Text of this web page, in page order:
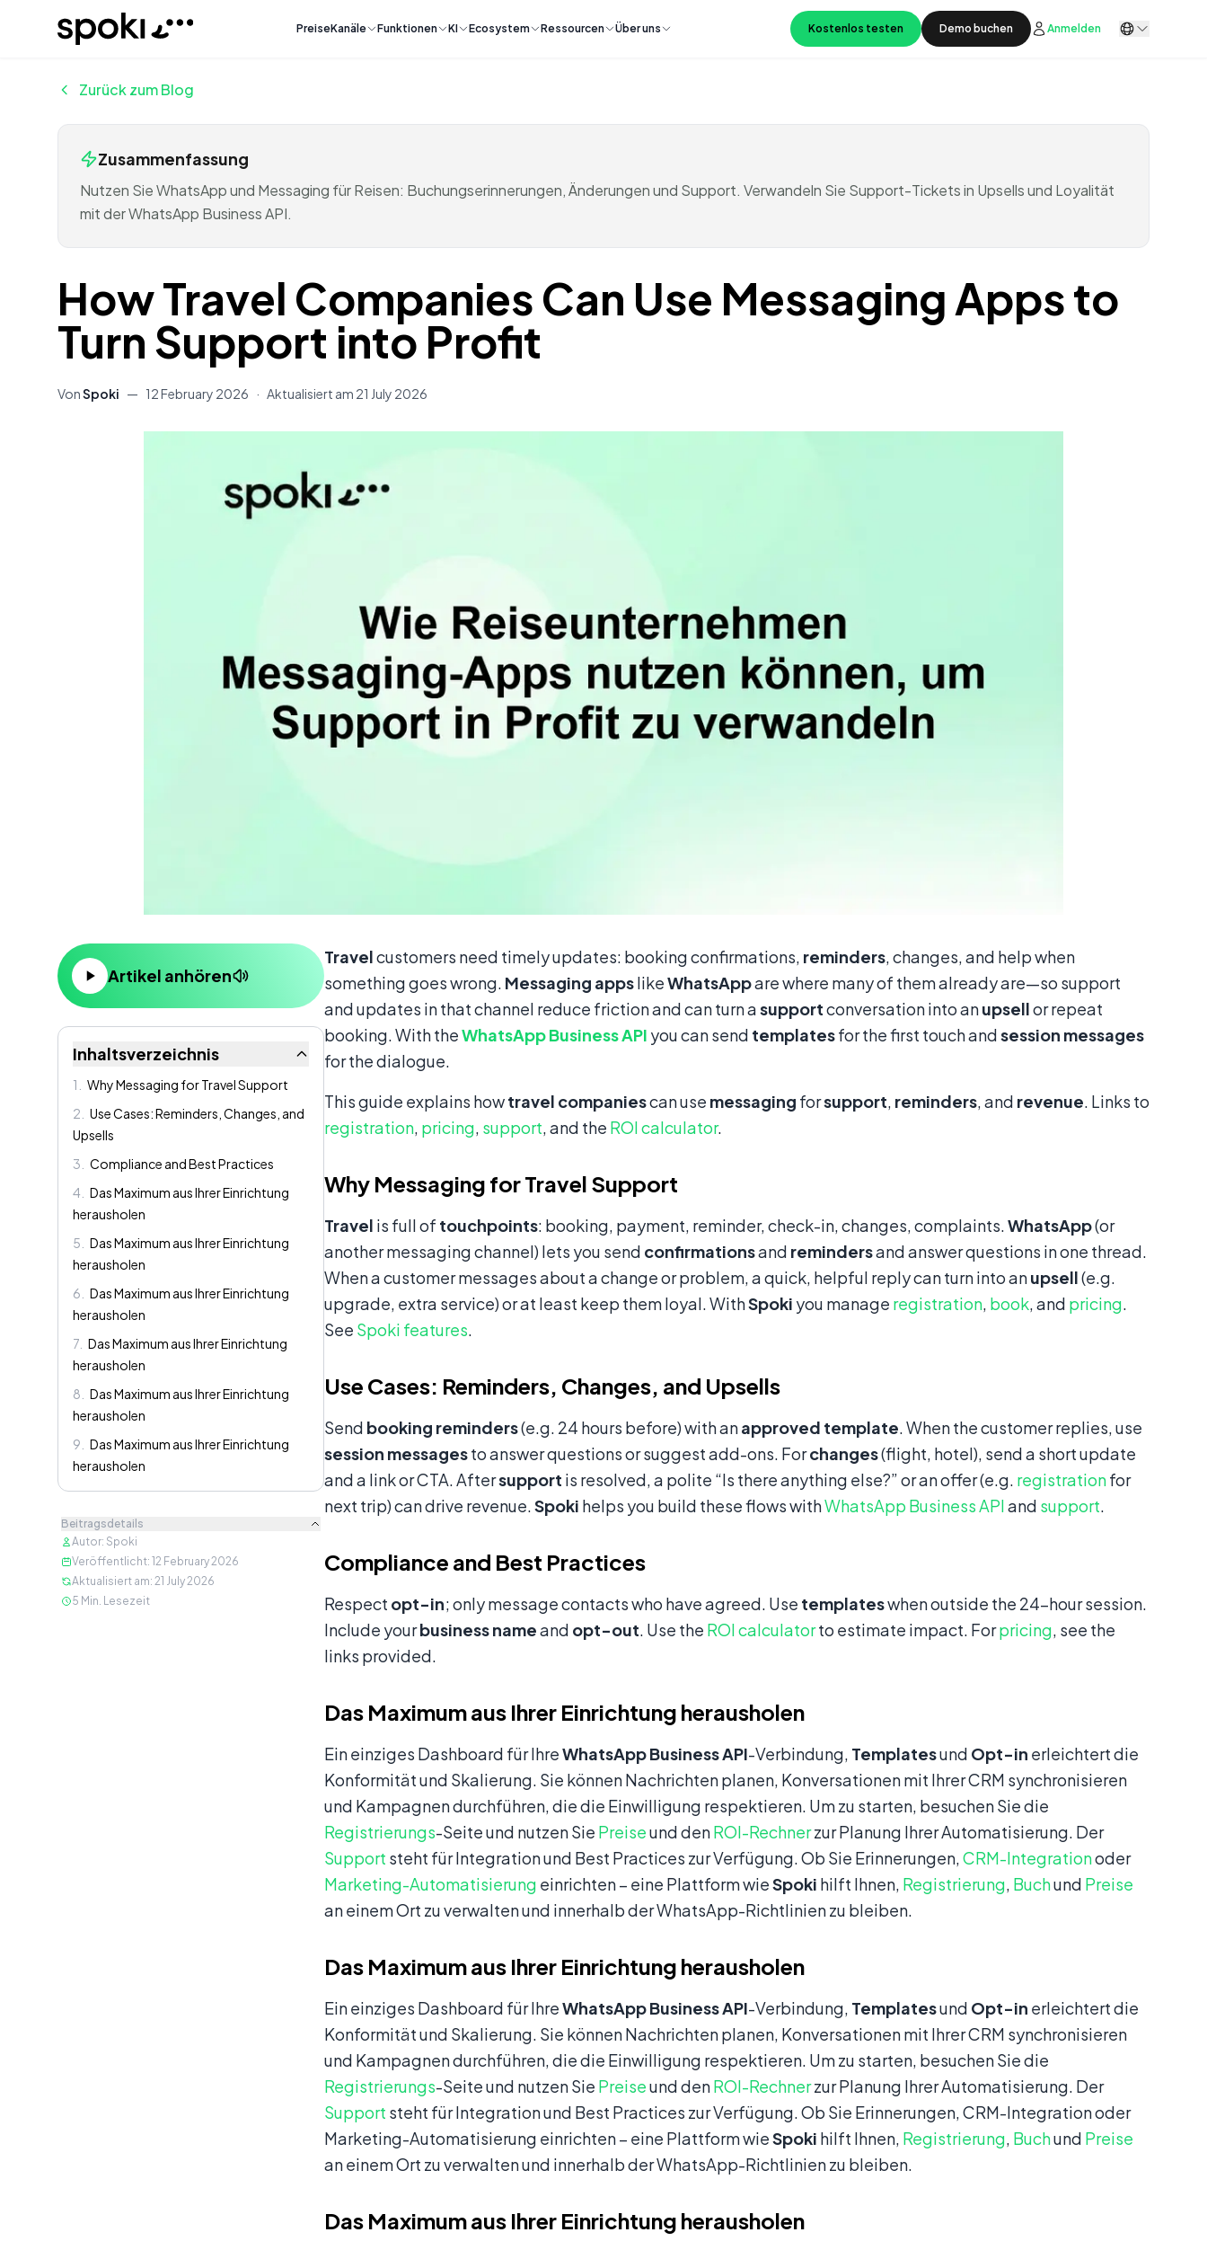
Spoki PreiseKanäle Funktionen KI Ecosystem Ressourcen Über uns Kostenlos testen Demo buchen Anmelden
Zurück zum Blog
Zusammenfassung
Nutzen Sie WhatsApp und Messaging für Reisen: Buchungserinnerungen, Änderungen und Support. Verwandeln Sie Support-Tickets in Upsells und Loyalität
mit der WhatsApp Business API.
How Travel Companies Can Use Messaging Apps to
Turn Support into Profit
VonSpoki — 12 February 2026 · Aktualisiert am 21 July 2026
Artikel anhören
Inhaltsverzeichnis
1
Why Messaging for Travel Support
2
Use Cases: Reminders, Changes, and
Upsells
3
Compliance and Best Practices
4
Das Maximum aus Ihrer Einrichtung
herausholen
5
Das Maximum aus Ihrer Einrichtung
herausholen
6
Das Maximum aus Ihrer Einrichtung
herausholen
7 Das Maximum aus Ihrer Einrichtung
herausholen
8
Das Maximum aus Ihrer Einrichtung
herausholen
9
Das Maximum aus Ihrer Einrichtung
herausholen
Beitragsdetails
Autor: Spoki
Veröffentlicht: 12 February 2026
Aktualisiert am: 21 July 2026
5 Min. Lesezeit
Inhalt
Travelcustomers need timely updates: booking confirmations, reminders , changes, and help when
something goes wrong. Messaging appslikeWhatsAppare where many of them already are—so support
and updates in that channel reduce friction and can turn asupportconversation into anupsellor repeat
booking. With theWhatsApp Business API you can send templatesfor the first touch andsession messages
for the dialogue.
This guide explains howtravel companiescan use messaging forsupport reminders , and revenue . Links to
registration pricing support , and the ROI calculator.
Why Messaging for Travel Support
Travel is full of touchpoints: booking, payment, reminder, check-in, changes, complaints. WhatsApp(or
another messaging channel) lets you send confirmationsand remindersand answer questions in one thread.
When a customer messages about a change or problem, a quick, helpful reply can turn into anupsell(e.g.
upgrade, extra service) or at least keep them loyal. WithSpoki you manage registration book , and pricing
See Spoki features
Use Cases: Reminders, Changes, and Upsells
Send booking reminders(e.g. 24 hours before) with anapproved template . When the customer replies, use
session messagesto answer questions or suggest add-ons. Forchanges(flight, hotel), send a short update
and a link or CTA. Aftersupport is resolved, a polite “Is there anything else?” or an offer (e.g. registrationfor
next trip) can drive revenue. Spoki helps you build these flows withWhatsApp Business APIand support
Compliance and Best Practices
Respect opt-in; only message contacts who have agreed. Use templateswhen outside the 24-hour session.
Include yourbusiness nameand opt-out . Use the ROI calculatorto estimate impact. Forpricing , see the
links provided.
Das Maximum aus Ihrer Einrichtung herausholen
Ein einziges Dashboard für IhreWhatsApp Business API-Verbindung, Templatesund Opt-in erleichtert die
Konformität und Skalierung. Sie können Nachrichten planen, Konversationen mit Ihrer CRM synchronisieren
und Kampagnen durchführen, die die Einwilligung respektieren. Um zu starten, besuchen Sie die
Registrierungs-Seite und nutzen Sie Preiseund denROI-Rechnerzur Planung Ihrer Automatisierung. Der
Support steht für Integration und Best Practices zur Verfügung. Ob Sie Erinnerungen, CRM-Integrationoder
Marketing-Automatisierung einrichten – eine Plattform wieSpoki hilft Ihnen, Registrierung Buchund Preise
an einem Ort zu verwalten und innerhalb der WhatsApp-Richtlinien zu bleiben.
Das Maximum aus Ihrer Einrichtung herausholen
Ein einziges Dashboard für IhreWhatsApp Business API-Verbindung, Templatesund Opt-in erleichtert die
Konformität und Skalierung. Sie können Nachrichten planen, Konversationen mit Ihrer CRM synchronisieren
und Kampagnen durchführen, die die Einwilligung respektieren. Um zu starten, besuchen Sie die
Registrierungs-Seite und nutzen Sie Preiseund denROI-Rechnerzur Planung Ihrer Automatisierung. Der
Support steht für Integration und Best Practices zur Verfügung. Ob Sie Erinnerungen, CRM-Integration oder
Marketing-Automatisierung einrichten – eine Plattform wieSpoki hilft Ihnen, Registrierung Buchund Preise
an einem Ort zu verwalten und innerhalb der WhatsApp-Richtlinien zu bleiben.
Das Maximum aus Ihrer Einrichtung herausholen